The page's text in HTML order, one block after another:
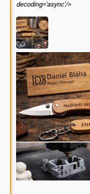
decoding='async'/>